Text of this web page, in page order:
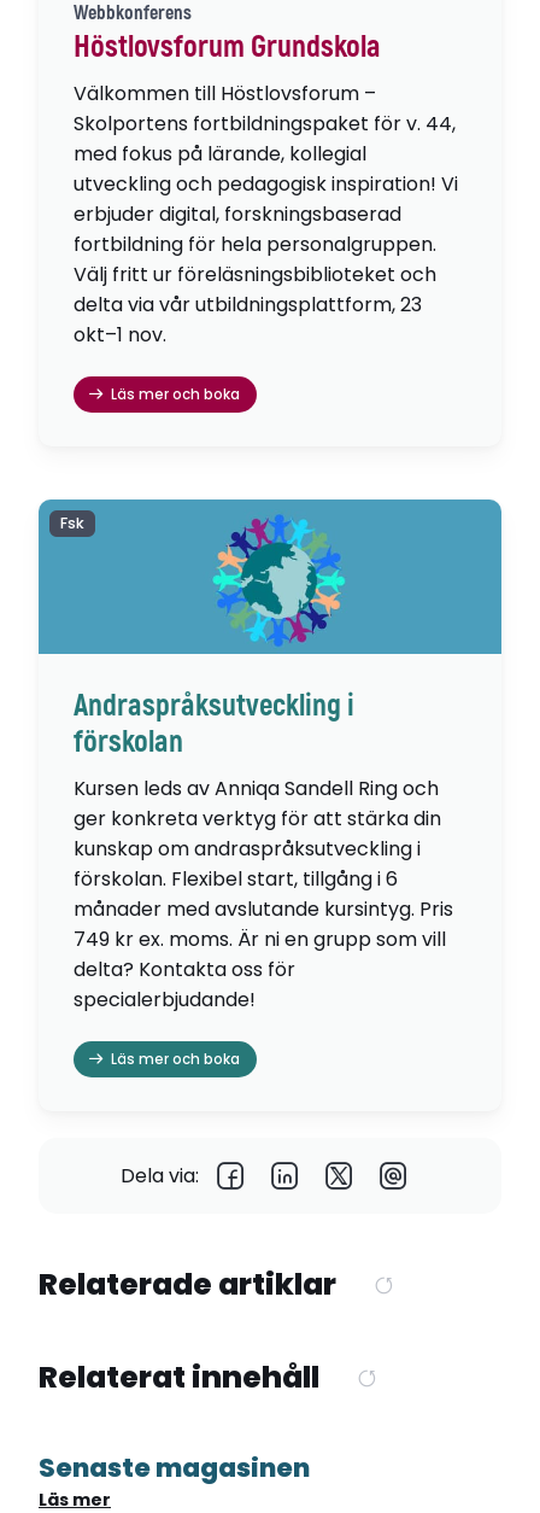
Webbkonferens
Höstlovsforum Grundskola
Välkommen till Höstlovsforum –
Skolportens fortbildningspaket för v. 44,
med fokus på lärande, kollegial
utveckling och pedagogisk inspiration! Vi
erbjuder digital, forskningsbaserad
fortbildning för hela personalgruppen.
Välj fritt ur föreläsningsbiblioteket och
delta via vår utbildningsplattform, 23
okt–1 nov.
Läs mer och boka
Andraspråksutveckling i
förskolan
Kursen leds av Anniqa Sandell Ring och
ger konkreta verktyg för att stärka din
kunskap om andraspråksutveckling i
förskolan. Flexibel start, tillgång i 6
månader med avslutande kursintyg. Pris
749 kr ex. moms. Är ni en grupp som vill
delta? Kontakta oss för
specialerbjudande!
Läs mer och boka
Fsk
Dela via:
Relaterade artiklar
Relaterat innehåll
Senaste magasinen
Läs mer